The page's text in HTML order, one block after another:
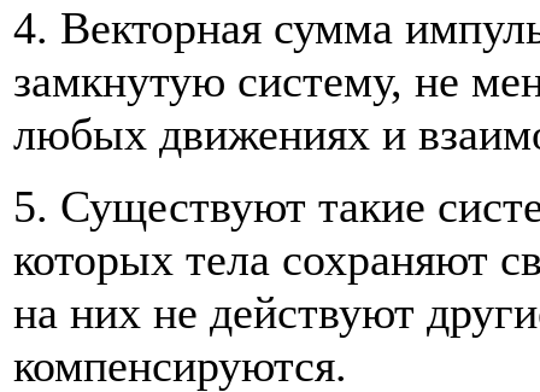
4. Векторная сумма
замкнутую систему, не
любых движениях и
5. Существуют такие
которых тела сохраняют
на них не действуют
компенсируются.